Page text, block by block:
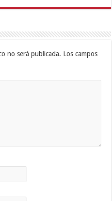
no será publicada. Los campos